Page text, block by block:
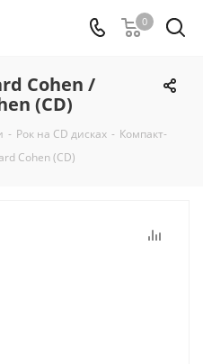
0
Cohen /
(CD)
- Рок на CD дисках - Компакт-
Cohen (CD)